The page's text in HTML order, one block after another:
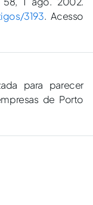
3193. Acesso
para parecer
de Porto